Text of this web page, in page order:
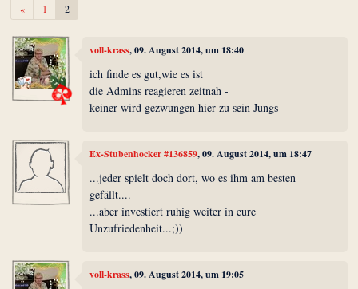
«Zurück1 2
voll-krass, 09. August 2014, um 18:40
ich finde es gut,wie es ist
die Admins reagieren zeitnah -
keiner wird gezwungen hier zu sein Jungs
Ex-Stubenhocker #136859, 09. August 2014, um 18:47
...jeder spielt doch dort, wo es ihm am besten
gefällt....
...aber investiert ruhig weiter in eure
Unzufriedenheit...;))
voll-krass, 09. August 2014, um 19:05